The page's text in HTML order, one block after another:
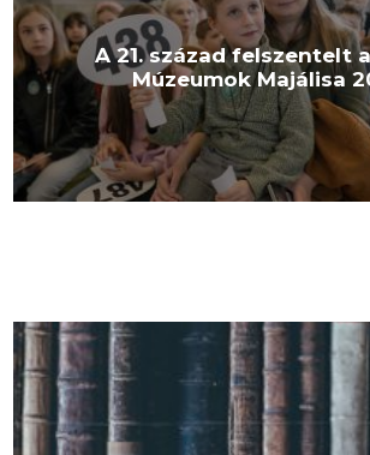
A 21. század felszentelt
Múzeumok Majálisa